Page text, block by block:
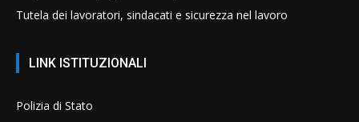
Tutela dei lavoratori, sindacati e sicurezza nel lavoro
LINK ISTITUZIONALI
Polizia di Stato